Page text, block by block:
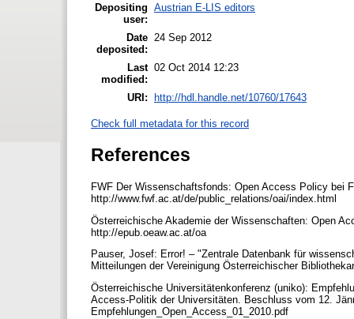
Depositing
user:
Austrian E-LIS editors
Date
deposited:
24 Sep 2012
Last
modified:
02 Oct 2014 12:23
URI: http://hdl.handle.net/10760/17643
Check full metadata for this record
References
FWF Der Wissenschaftsfonds: Open Access Policy bei
http://www.fwf.ac.at/de/public_relations/oai/index.html
Österreichische Akademie der Wissenschaften: Open
http://epub.oeaw.ac.at/oa
Pauser, Josef: Error! – "Zentrale Datenbank für
Mitteilungen der Vereinigung Österreichischer
Österreichische Universitätenkonferenz (uniko):
Access-Politik der Universitäten. Beschluss vom 12.
Empfehlungen_Open_Access_01_2010.pdf